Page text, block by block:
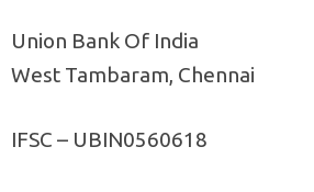
Union Bank Of India
West Tambaram, Chennai
IFSC – UBIN0560618